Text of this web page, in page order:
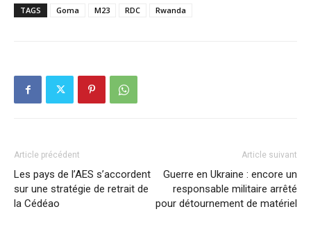
TAGS Goma M23 RDC Rwanda
Article précédent
Les pays de l’AES s’accordent
sur une stratégie de retrait de
la Cédéao
Article suivant
Guerre en Ukraine : encore un
responsable militaire arrêté
pour détournement de matériel